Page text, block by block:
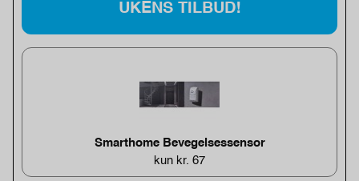
UKENS TILBUD!
Smarthome Bevegelsessensor
kun kr. 67